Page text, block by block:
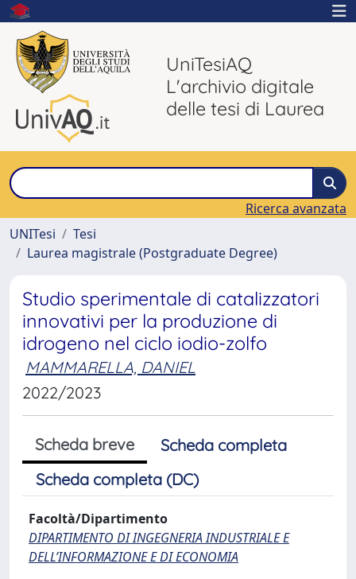
UniTesiAQ
L'archivio digitale
delle tesi di Laurea
Ricerca avanzata
UNITesi
Tesi
Laurea magistrale (Postgraduate Degree)
Studio sperimentale di catalizzatori
innovativi per la produzione di
idrogeno nel ciclo iodio-zolfo
MAMMARELLA, DANIEL
2022/2023
Scheda breve
Scheda completa
Scheda completa (DC)
Facoltà/Dipartimento
DIPARTIMENTO DI INGEGNERIA INDUSTRIALE E
DELL’INFORMAZIONE E DI ECONOMIA